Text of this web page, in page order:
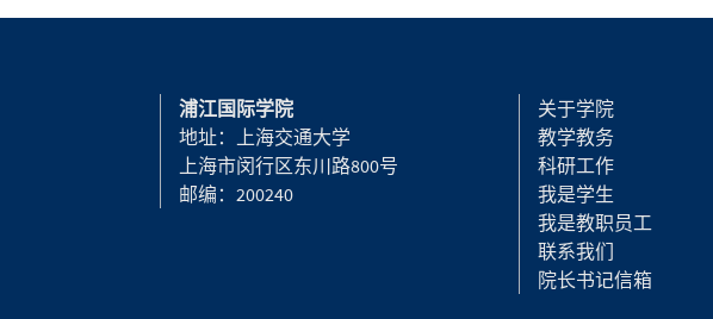
浦江国际学院
地址：上海交通大学
上海市闵行区东川路800号
邮编：200240
关于学院
教学教务
科研工作
我是学生
我是教职员工
联系我们
院长书记信箱